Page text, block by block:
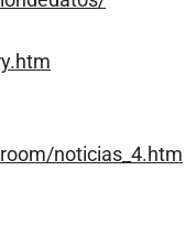
noticias_4.htm